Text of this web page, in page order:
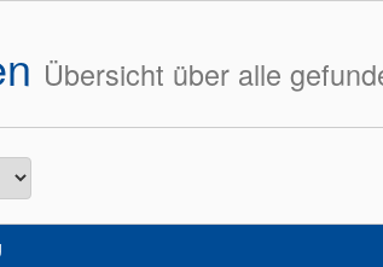
Übersicht über alle